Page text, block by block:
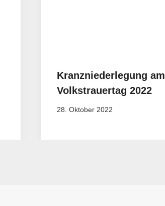
Kranzniederlegung am
Volkstrauertag 2022
28. Oktober 2022